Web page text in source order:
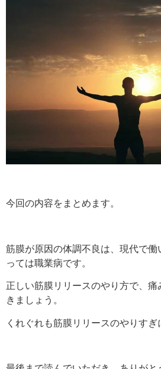
今回の内容をまとめます。
筋膜が原因の体調不良は、現代で働
っては職業病です。
正しい筋膜リリースのやり方で、
きましょう。
くれぐれも筋膜リリースのやりすぎ